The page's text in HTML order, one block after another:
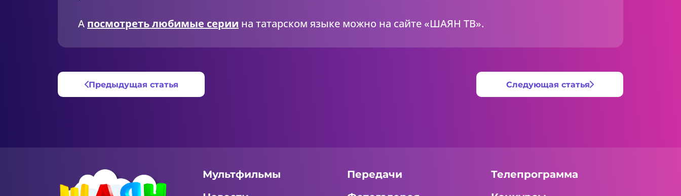
А посмотреть любимые серии на татарском языке можно на сайте «ШАЯН ТВ».
Предыдущая статья Следующая статья
Мультфильмы Передачи
Телепрограмма